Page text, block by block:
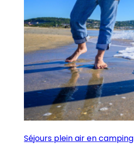
Séjours plein air en camping